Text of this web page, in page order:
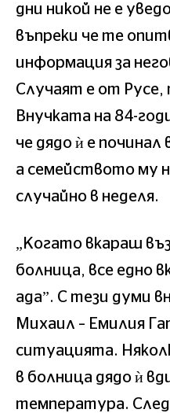
дни никой не е
въпреки че те
информация за
Случаят е от Русе,
Внучката на 84-
че дядо ѝ е
а семейството му
случайно в неделя.
„Когато вкараш
болница, все едно
ада”. С тези думи
Михаил – Емилия
ситуацията.
в болница дядо ѝ
температура.